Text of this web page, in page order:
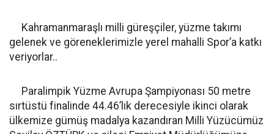
Kahramanmaraşlı milli güreşçiler, yüzme takımı
gelenek ve göreneklerimizle yerel mahalli Spor’a katkı
veriyorlar..
Paralimpik Yüzme Avrupa Şampiyonası 50 metre
sırtüstü finalinde 44.46’lık derecesiyle ikinci olarak
ülkemize gümüş madalya kazandıran Milli Yüzücümüz